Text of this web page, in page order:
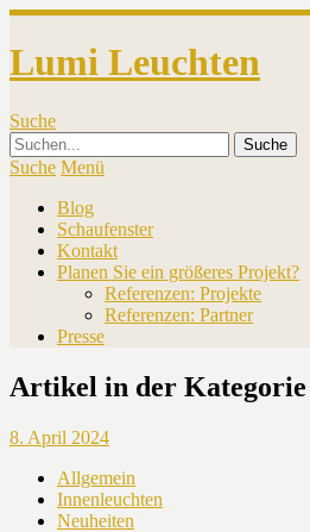
Lumi Leuchten
Suche
Suche Menü
Blog
Schaufenster
Kontakt
Planen Sie ein größeres Projekt?
Referenzen: Projekte
Referenzen: Partner
Presse
Artikel in der Kategorie
8. April 2024
Allgemein
Innenleuchten
Neuheiten